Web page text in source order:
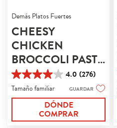
Demás Platos Fuertes
CHEESY
CHICKEN
BROCCOLI PASTA
BAKE
4.0 (276)
4.0
de
5
reseñas
Tamaño familiar GUARDAR
DÓNDE
COMPRAR